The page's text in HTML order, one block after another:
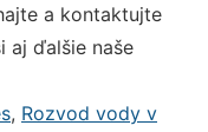
a kontaktujte
aj ďalšie naše
, Rozvod vody v